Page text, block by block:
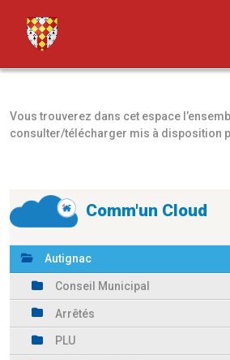
Vous trouverez dans cet espace
consulter/télécharger mis à disposition
Comm'un Cloud
Autignac
Conseil Municipal
Arrêtés
PLU